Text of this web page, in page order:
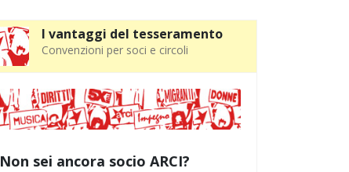
I vantaggi del tesseramento
Convenzioni per soci e circoli
Non sei ancora socio ARCI?